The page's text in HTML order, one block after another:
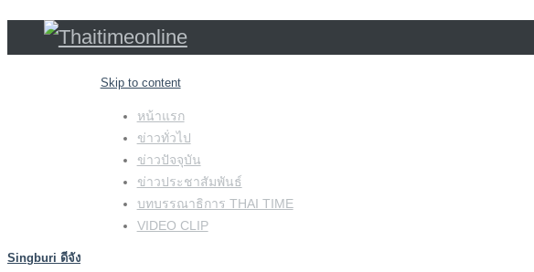
Skip to content
หน้าแรก
ข่าวทั่วไป
ข่าวปัจจุบัน
ข่าวประชาสัมพันธ์
บทบรรณาธิการ THAI TIME
VIDEO CLIP
Singburi ดีจัง